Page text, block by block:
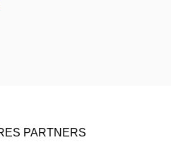
PARTNERS